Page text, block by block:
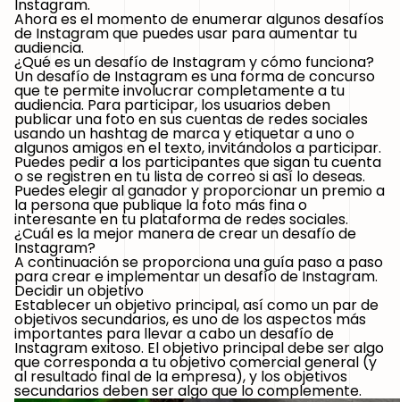
Instagram.
Ahora es el momento de enumerar algunosdesafíos
de Instagram que puedes usar para aumentar tu
audiencia.
¿Qué es un desafío de Instagram y cómo funciona?
Un desafío de Instagram es una forma de concurso
que te permite involucrar completamente a tu
audiencia. Para participar, los usuarios deben
publicar una foto en sus cuentas de redes sociales
usando un hashtag de marca y etiquetar a uno o
algunos amigos en el texto, invitándolos a participar.
Puedes pedir a los participantes que sigan tu cuenta
o se registren en tu lista de correo si así lo deseas.
Puedes elegir al ganador y proporcionar un premio a
la persona que publique la foto más fina o
interesante en tu plataforma de redes sociales.
¿Cuál es la mejor manera de crear un desafío de
Instagram?
A continuación se proporciona una guía paso a paso
para crear e implementar un desafío de Instagram.
Decidir un objetivo
Establecer un objetivo principal, así como un par de
objetivos secundarios, es uno de los aspectos más
importantes para llevar a cabo un desafío de
Instagram exitoso. El objetivo principal debe ser algo
que corresponda a tu objetivo comercial general (y
al resultado final de la empresa), y los objetivos
secundarios deben ser algo que lo complemente.